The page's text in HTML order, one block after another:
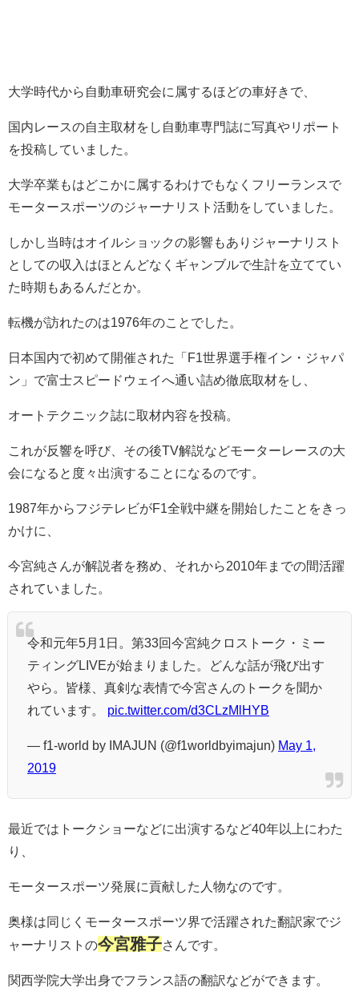
大学時代から自動車研究会に属するほどの車好きで、
国内レースの自主取材をし自動車専門誌に写真やリポート
を投稿していました。
大学卒業もはどこかに属するわけでもなくフリーランスで
モータースポーツのジャーナリスト活動をしていました。
しかし当時はオイルショックの影響もありジャーナリスト
としての収入はほとんどなくギャンブルで生計を立ててい
た時期もあるんだとか。
転機が訪れたのは1976年のことでした。
日本国内で初めて開催された「F1世界選手権イン・ジャパ
ン」で富士スピードウェイへ通い詰め徹底取材をし、
オートテクニック誌に取材内容を投稿。
これが反響を呼び、その後TV解説などモーターレースの大
会になると度々出演することになるのです。
1987年からフジテレビがF1全戦中継を開始したことをきっ
かけに、
今宮純さんが解説者を務め、それから2010年までの間活躍
されていました。
令和元年5月1日。第33回今宮純クロストーク・ミー
ティングLIVEが始まりました。どんな話が飛び出す
やら。皆様、真剣な表情で今宮さんのトークを聞か
れています。 pic.twitter.com/d3CLzMlHYB
— f1-world by IMAJUN (@f1worldbyimajun) May 1,
2019
最近ではトークショーなどに出演するなど40年以上にわた
り、
モータースポーツ発展に貢献した人物なのです。
奥様は同じくモータースポーツ界で活躍された翻訳家でジ
ャーナリストの今宮雅子さんです。
関西学院大学出身でフランス語の翻訳などができます。